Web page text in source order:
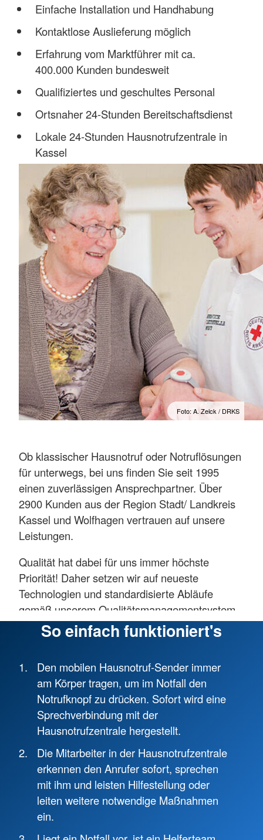
Einfache Installation und Handhabung
Kontaktlose Auslieferung möglich
Erfahrung vom Marktführer mit ca.
400.000 Kunden bundesweit
Qualifiziertes und geschultes Personal
Ortsnaher 24-Stunden Bereitschaftsdienst
Lokale 24-Stunden Hausnotrufzentrale in
Kassel
Foto: A. Zelck / DRKS
Ob klassischer Hausnotruf oder Notruflösungen
für unterwegs, bei uns finden Sie seit 1995
einen zuverlässigen Ansprechpartner. Über
2900 Kunden aus der Region Stadt/ Landkreis
Kassel und Wolfhagen vertrauen auf unsere
Leistungen.
Qualität hat dabei für uns immer höchste
Priorität! Daher setzen wir auf neueste
Technologien und standardisierte Abläufe
gemäß unserem Qualitätsmanagementsystem.
Dazu gehört auch die Aus- und Fortbildung
unserer Mitarbeitenden zum Sanitäter/
Datenschutz, in der Hausnotruf-
Anschlusstechnik, Kommunikation,
Notrufabfrage und Telefonreanimation.
Neben der Qualität ist es uns ein wichtiges
Anliegen, für jeden Kunden eine passende und
bedarfsorientierte Lösung zu finden. Sprechen
Sie uns an und lassen Sie sich von uns
persönlich beraten!
Unser Know-how ist gefragt: Das DRK Kassel
So einfach funktioniert's
Den mobilen Hausnotruf-Sender immer
am Körper tragen, um im Notfall den
Notrufknopf zu drücken. Sofort wird eine
Sprechverbindung mit der
Hausnotrufzentrale hergestellt.
Die Mitarbeiter in der Hausnotrufzentrale
erkennen den Anrufer sofort, sprechen
mit ihm und leisten Hilfestellung oder
leiten weitere notwendige Maßnahmen
ein.